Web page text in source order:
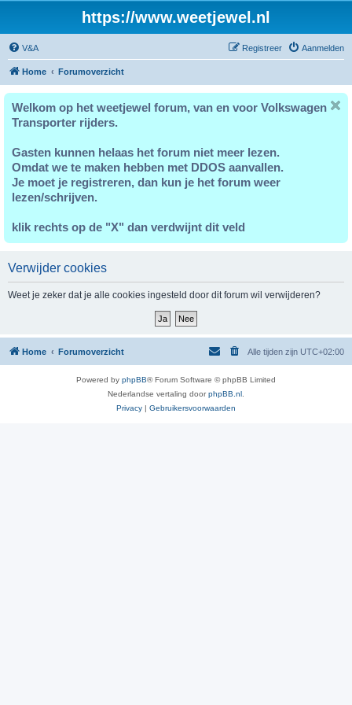
https://www.weetjewel.nl
V&A Aanmelden
Registreer
Home Forumoverzicht
Welkom op het weetjewel forum, van en voor Volkswagen
Transporter rijders.
Gasten kunnen helaas het forum niet meer lezen.
Omdat we te maken hebben met DDOS aanvallen.
Je moet je registreren, dan kun je het forum weer
lezen/schrijven.
klik rechts op de "X" dan verdwijnt dit veld
Verwijder cookies
Weet je zeker dat je alle cookies ingesteld door dit forum wil verwijderen?
Home Forumoverzicht Alle tijden zijn UTC+02:00
Powered by phpBB® Forum Software © phpBB Limited
Nederlandse vertaling doorphpBB.nl
Privacy | Gebruikersvoorwaarden